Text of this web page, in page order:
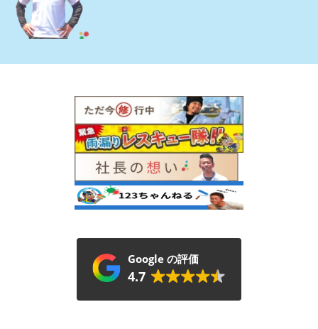
Google の評価
4.7